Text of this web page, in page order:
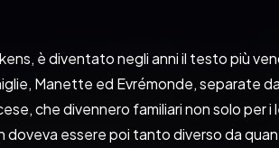
è diventato negli anni il testo più
Manette ed Evrémonde, separate
che divennero familiari non solo per
essere poi tanto diverso da